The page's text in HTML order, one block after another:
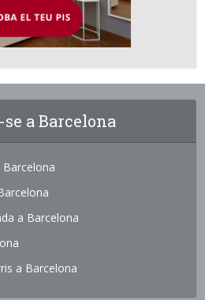
a Barcelona
a Barcelona
a Barcelona